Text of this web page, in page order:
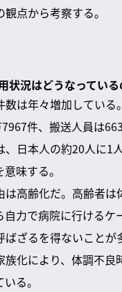
点から考察する。
状況はどうなっている
数は年々増加している
件、搬送人員は
、日本人の約20人に1
味する。
は高齢化だ。高齢者は
自力で病院に行けるケ
ばざるを得ないことが
族化により、体調不良
る。